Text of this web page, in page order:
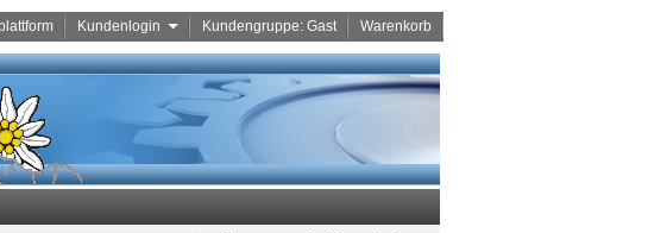
Kundenlogin Kundengruppe: Gast Warenkorb